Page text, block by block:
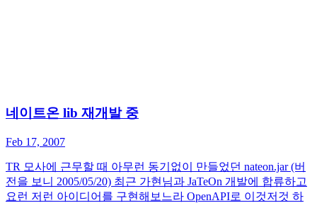
네이트온 lib 재개발 중
Feb 17, 2007
TR 모사에 근무할 때 아무런 동기없이 만들었던 nateon.jar (버
전을 보니 2005/05/20) 최근 가현님과 JaTeOn 개발에 합류하고
요런 저런 아이디어를 구현해보느라 OpenAPI로 이것저것 하